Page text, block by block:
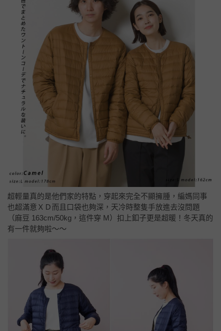
超輕量真的是他們家的特點，穿起來完全不顯擁腫，編媽同事
也超滿意ＸＤ而且口袋也夠深，天冷時整隻手放進去沒問題
（麻豆 163cm/50kg，這件穿 M）扣上釦子更是超暖！冬天真的
有一件就夠啦～～